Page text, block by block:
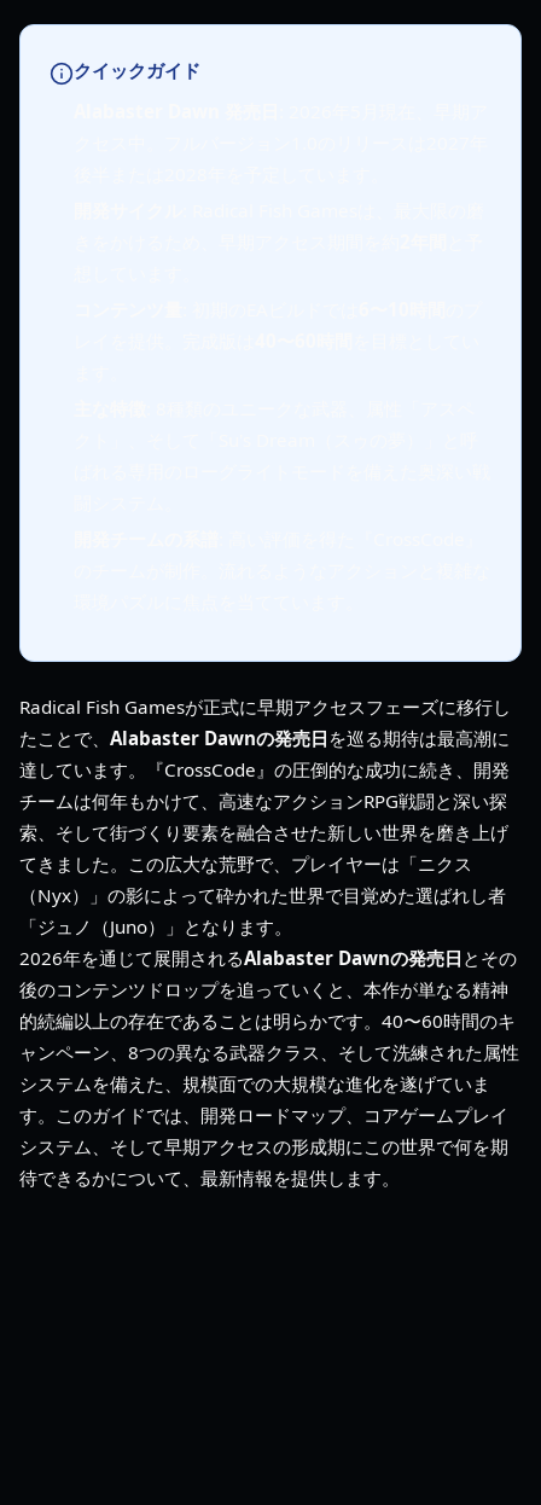
クイックガイド
Radical Fish Gamesが正式に早期アクセスフェーズに移行し
たことで、 Alabaster Dawnの発売日 を巡る期待は最高潮に
達しています。『CrossCode』の圧倒的な成功に続き、開発
チームは何年もかけて、高速なアクションRPG戦闘と深い探
索、そして街づくり要素を融合させた新しい世界を磨き上げ
てきました。この広大な荒野で、プレイヤーは「ニクス
（Nyx）」の影によって砕かれた世界で目覚めた選ばれし者
「ジュノ（Juno）」となります。
2026年を通じて展開されるAlabaster Dawnの発売日 とその
後のコンテンツドロップを追っていくと、本作が単なる精神
的続編以上の存在であることは明らかです。40〜60時間のキ
ャンペーン、8つの異なる武器クラス、そして洗練された属性
システムを備えた、規模面での大規模な進化を遂げていま
す。このガイドでは、開発ロードマップ、コアゲームプレイ
システム、そして早期アクセスの形成期にこの世界で何を期
待できるかについて、最新情報を提供します。